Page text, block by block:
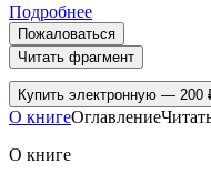
Подробнее
Пожаловаться
Читать фрагмент
Купить электронную — 200
О книгеОглавление
О книге